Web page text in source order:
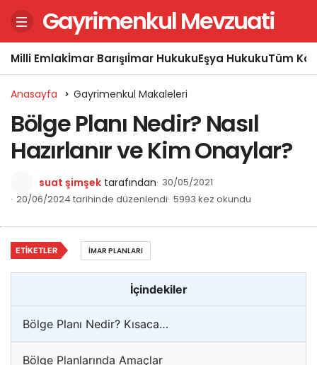
Gayrimenkul Mevzuati
Milli Emlakİmar Barışıİmar HukukuEşya HukukuTüm
Anasayfa Gayrimenkul Makaleleri
Bölge Planı Nedir? Nasıl
Hazırlanır ve Kim Onaylar?
suat şimşek tarafından 30/05/2021
20/06/2024 tarihinde düzenlendi 5993 kez okundu
İçindekiler
Bölge Planı Nedir? Kısaca…
Bölge Planlarında Amaçlar
ETIKETLER İMAR PLANLARI